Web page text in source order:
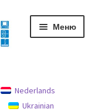
Меню
Nederlands
Ukrainian